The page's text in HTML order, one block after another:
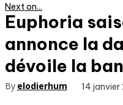
Next on...
Euphoria
annonce la
dévoile la
By elodierhum 14